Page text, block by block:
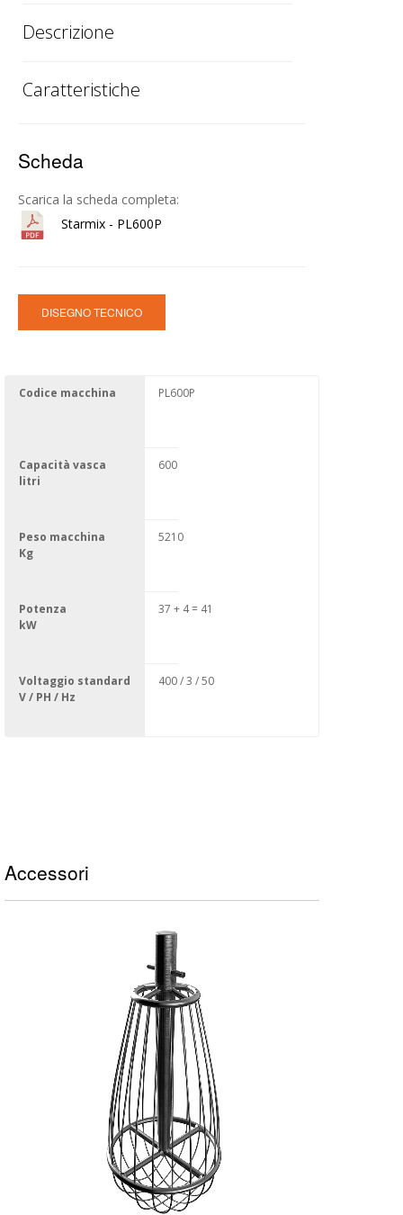
Descrizione
Caratteristiche
Scheda
Scarica la scheda completa:
Starmix - PL600P
DISEGNO TECNICO
Codice macchina
Capacità vasca
litri
Peso macchina
Kg
Potenza
kW
Voltaggio standard
V / PH / Hz
PL600P
600
5210
37 + 4 = 41
400 / 3 / 50
Accessori
FRUSTA A FILI SOTTILI - 1